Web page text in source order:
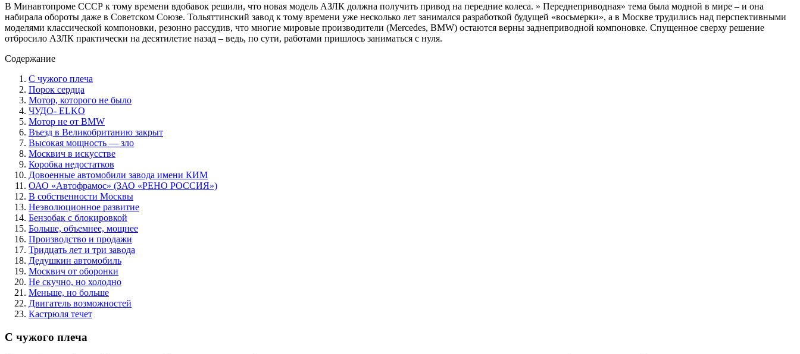
В Минавтопроме СССР к тому времени вдобавок решили, что новая модель АЗЛК должна получить привод на передние колеса. » Переднеприводная» тема была модной в мире – и она
набирала обороты даже в Советском Союзе. Тольяттинский завод к тому времени уже несколько лет занимался разработкой будущей «восьмерки», а в Москве трудились над перспективными
моделями классической компоновки, резонно рассудив, что многие мировые производители (Mercedes, BMW) остаются верны заднеприводной компоновке. Спущенное сверху решение
отбросило АЗЛК практически на десятилетие назад – ведь, по сути, работами пришлось заниматься с нуля.
Содержание
С чужого плеча
Порок сердца
Мотор, которого не было
ЧУДО- ELKO
Мотор не от BMW
Въезд в Великобританию закрыт
Высокая мощность — зло
Москвич в искусстве
Коробка недостатков
Довоенные автомобили завода имени КИМ
ОАО «Автофрамос» (ЗАО «РЕНО РОССИЯ»)
В собственности Москвы
Неэволюционное развитие
Бензобак с блокировкой
Больше, объемнее, мощнее
Производство и продажи
Тридцать лет и три завода
Дедушкин автомобиль
Москвич от оборонки
Не скучно, но холодно
Меньше, но больше
Двигатель возможностей
Кастрюля течет
С чужого плеча